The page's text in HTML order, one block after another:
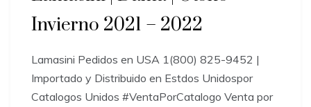
Invierno 2021 – 2022
Lamasini Pedidos en USA 1(800) 825-9452 |
Importado y Distribuido en Estdos Unidospor
Catalogos Unidos #VentaPorCatalogo Venta por